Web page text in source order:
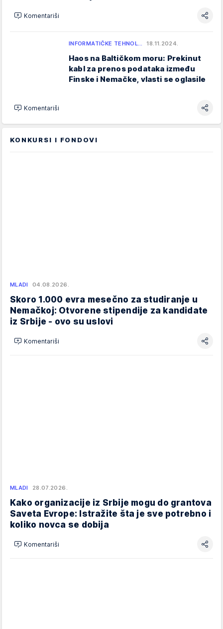
Komentariši
INFORMATIČKE TEHNOL… 18.11.2024.
Haos na Baltičkom moru: Prekinut
kabl za prenos podataka između
Finske i Nemačke, vlasti se oglasile
Komentariši
KONKURSI I FONDOVI
MLADI 04.08.2026.
Skoro 1.000 evra mesečno za studiranje u
Nemačkoj: Otvorene stipendije za kandidate
iz Srbije - ovo su uslovi
Komentariši
MLADI 28.07.2026.
Kako organizacije iz Srbije mogu do grantova
Saveta Evrope: Istražite šta je sve potrebno i
koliko novca se dobija
Komentariši